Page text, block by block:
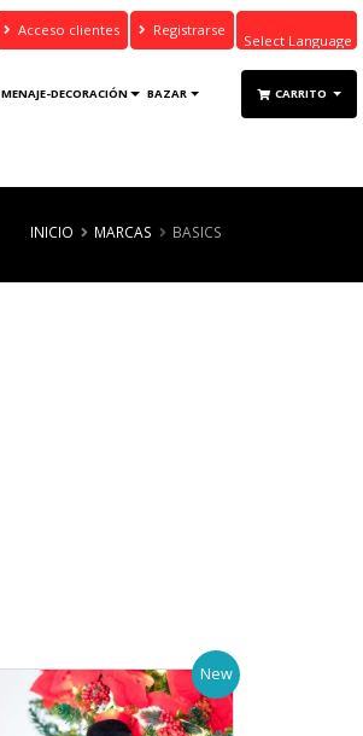
Acceso clientes Registrarse
Powered by
Translate
MENAJE-DECORACIÓN BAZAR CARRITO
INICIO MARCAS BASICS
New